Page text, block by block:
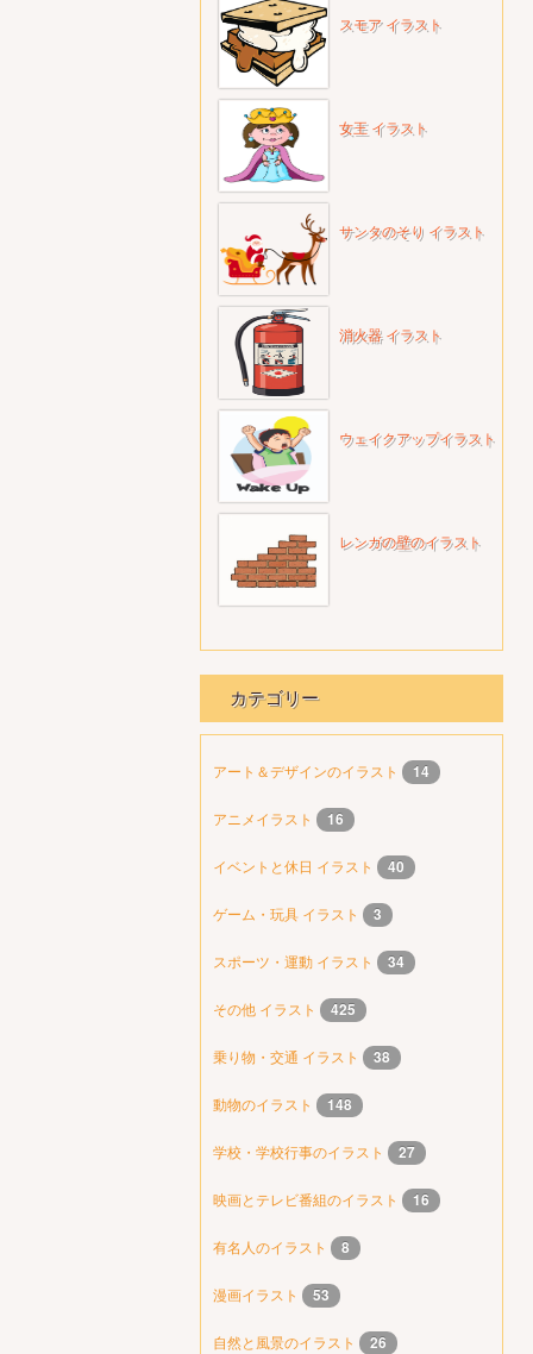
スモア イラスト
女王 イラスト
サンタのそり イラスト
消火器 イラスト
ウェイクアップイラスト
レンガの壁のイラスト
カテゴリー
アート＆デザインのイラスト 14
アニメイラスト 16
イベントと休日 イラスト 40
ゲーム・玩具 イラスト 3
スポーツ・運動 イラスト 34
その他 イラスト 425
乗り物・交通 イラスト 38
動物のイラスト 148
学校・学校行事のイラスト 27
映画とテレビ番組のイラスト 16
有名人のイラスト 8
漫画イラスト 53
自然と風景のイラスト 26